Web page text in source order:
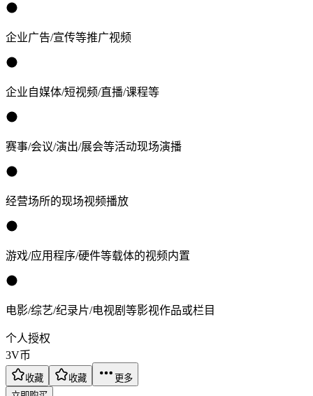
企业广告/宣传等推广视频
企业自媒体/短视频/直播/课程等
赛事/会议/演出/展会等活动现场演播
经营场所的现场视频播放
游戏/应用程序/硬件等载体的视频内置
电影/综艺/纪录片/电视剧等影视作品或栏目
个人授权
3V币
收藏 收藏
更多